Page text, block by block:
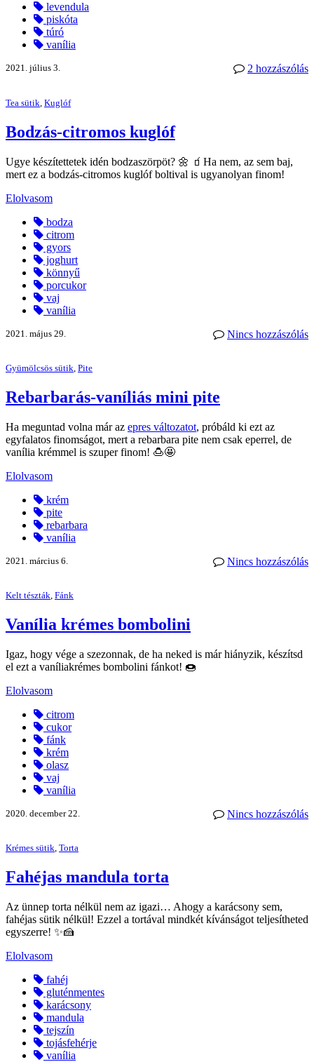
levendula
piskóta
túró
vanília
2 hozzászólás
2021. július 3.
Tea sütik Kuglóf
Bodzás-citromos kuglóf
Ugye készítettetek idén bodzaszörpöt? 🌼 🧃Ha nem, az sem baj,
mert ez a bodzás-citromos kuglóf boltival is ugyanolyan finom!
Elolvasom
bodza
citrom
gyors
joghurt
könnyű
porcukor
vaj
vanília
Nincs hozzászólás
2021. május 29.
Gyümölcsös sütik Pite
Rebarbarás-vaníliás mini pite
Ha meguntad volna már az epres változatot, próbáld ki ezt az
egyfalatos finomságot, mert a rebarbara pite nem csak eperrel, de
vanília krémmel is szuper finom! 🍮🤩
Elolvasom
krém
pite
rebarbara
vanília
Nincs hozzászólás
2021. március 6.
Kelt tészták, Fánk
Vanília krémes bombolini
Igaz, hogy vége a szezonnak, de ha neked is már hiányzik, készítsd
el ezt a vaníliakrémes bombolini fánkot! 🍩
Elolvasom
citrom
cukor
fánk
krém
olasz
vaj
vanília
Nincs hozzászólás
2020. december 22.
Krémes sütik, Torta
Fahéjas mandula torta
Az ünnep torta nélkül nem az igazi… Ahogy a karácsony sem,
fahéjas sütik nélkül! Ezzel a tortával mindkét kívánságot teljesítheted
egyszerre! ✨🍰
Elolvasom
fahéj
gluténmentes
karácsony
mandula
tejszín
tojásfehérje
vanília